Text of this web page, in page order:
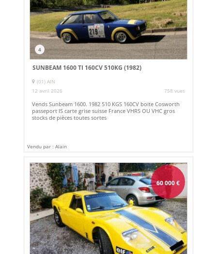
4
SUNBEAM 1600 TI 160CV 510KG (1982)
(01) AIN
12 avril 2026
758 vues
Vends Sunbeam 1600. 1982 510 KGS 160CV boite Cosworth
passeport IS carte grise suisse France VHRS OU VHC gros
stocks de pièces toutes sortes
Vendu par : Alain
60 000€